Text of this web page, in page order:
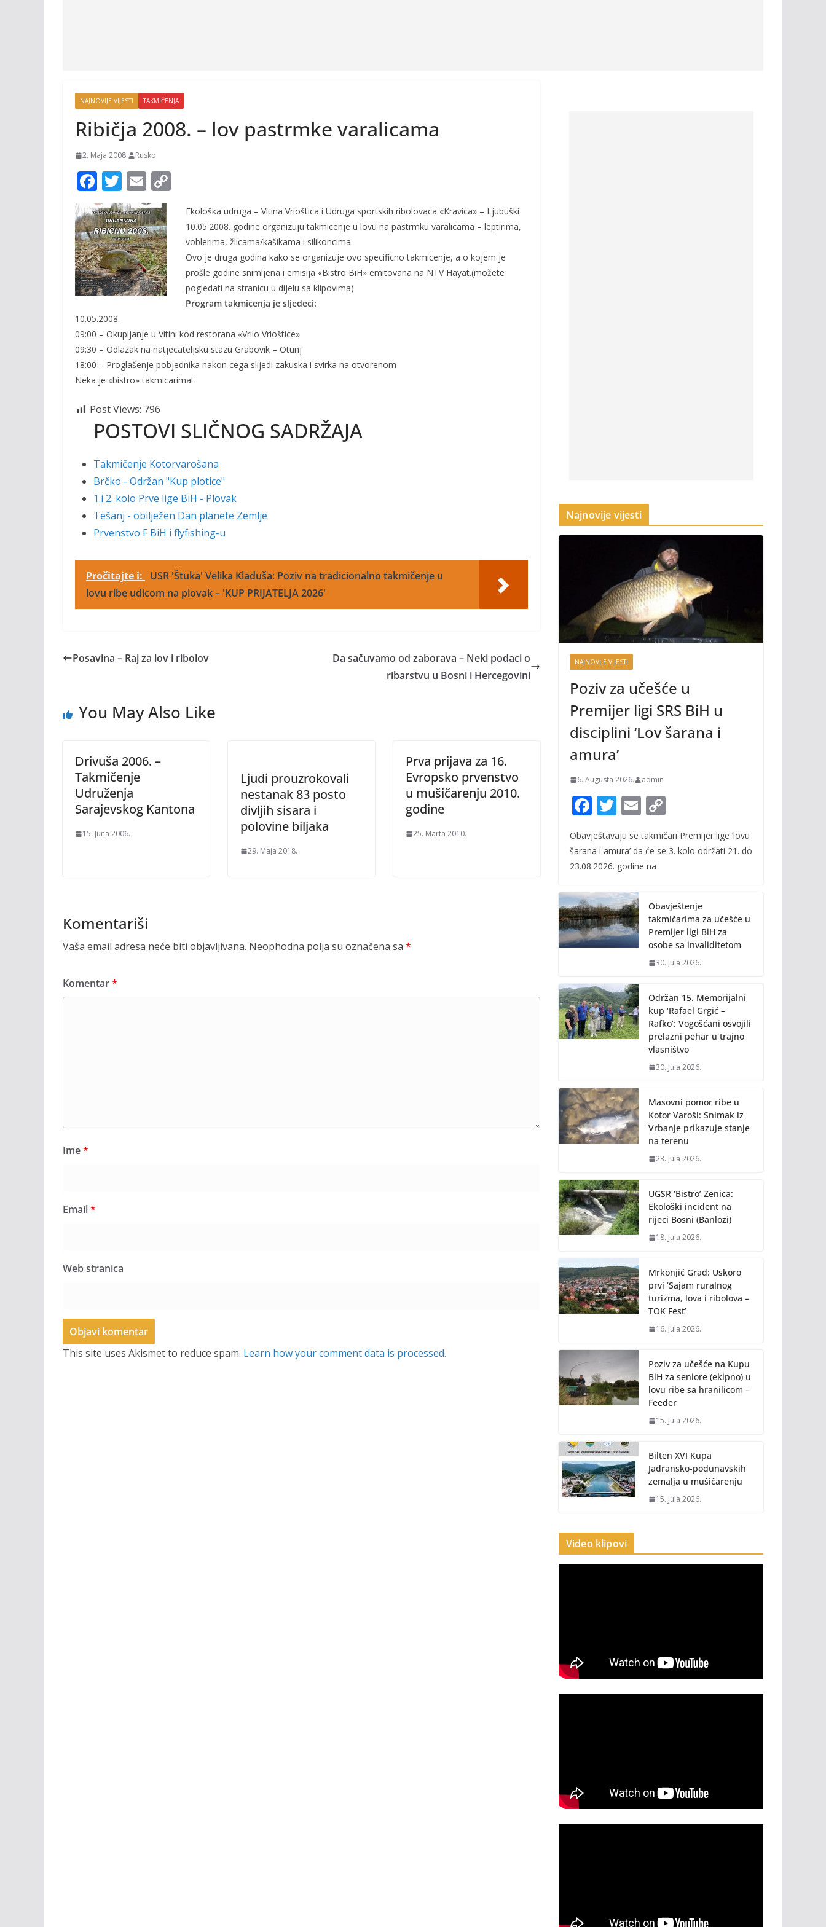
NAJNOVIJE VIJESTI TAKMIČENJA
Ribičja 2008. – lov pastrmke varalicama
2. Maja 2008. Rusko
F
ac
e
b
o
o
k
T
w
itt
er
E
m
ai
l
Li
Ekološka udruga – Vitina Vrioštica i Udruga sportskih ribolovaca «Kravica» – Ljubuški
10.05.2008. godine organizuju takmicenje u lovu na pastrmku varalicama – leptirima,
voblerima, žlicama/kašikama i silikoncima.
Ovo je druga godina kako se organizuje ovo specificno takmicenje, a o kojem je
prošle godine snimljena i emisija «Bistro BiH» emitovana na NTV Hayat.(možete
pogledati na stranicu u dijelu sa klipovima)
Program takmicenja je sljedeci:
10.05.2008.
09:00 – Okupljanje u Vitini kod restorana «Vrilo Vrioštice»
09:30 – Odlazak na natjecateljsku stazu Grabovik – Otunj
18:00 – Proglašenje pobjednika nakon cega slijedi zakuska i svirka na otvorenom
Neka je «bistro» takmicarima!
Post Views: 796
POSTOVI SLIČNOG SADRŽAJA
Takmičenje Kotorvarošana
Brčko - Održan "Kup plotice"
1.i 2. kolo Prve lige BiH - Plovak
Tešanj - obilježen Dan planete Zemlje
Prvenstvo F BiH i flyfishing-u
Pročitajte i:
USR 'Štuka' Velika Kladuša: Poziv na tradicionalno takmičenje u
lovu ribe udicom na plovak – 'KUP PRIJATELJA 2026'
Posavina – Raj za lov i ribolov
Da sačuvamo od zaborava – Neki podaci o
ribarstvu u Bosni i Hercegovini
You May Also Like
Drivuša 2006. –
Takmičenje
Udruženja
Sarajevskog Kantona
15. Juna 2006.
Ljudi prouzrokovali
nestanak 83 posto
divljih sisara i
polovine biljaka
29. Maja 2018.
Prva prijava za 16.
Evropsko prvenstvo
u mušičarenju 2010.
godine
25. Marta 2010.
Komentariši
Vaša email adresa neće biti objavljivana. Neophodna polja su označena sa *
Komentar*
Ime*
Email*
Web stranica
This site uses Akismet to reduce spam. Learn how your comment data is processed.
Najnovije vijesti
NAJNOVIJE VIJESTI
Poziv za učešće u
Premijer ligi SRS BiH u
disciplini ‘Lov šarana i
amura’
6. Augusta 2026. admin
F
ac
e
b
o
k
T
itt
er
E
m
ai
l
o
p
n
k
Obavještavaju se takmičari Premijer lige ‘lovu
šarana i amura’ da će se 3. kolo održati 21. do
23.08.2026. godine na
Obavještenje
takmičarima za učešće u
Premijer ligi BiH za
osobe sa invaliditetom
30. Jula 2026.
Održan 15. Memorijalni
kup ‘Rafael Grgić –
Rafko’: Vogošćani osvojili
prelazni pehar u trajno
vlasništvo
30. Jula 2026.
Masovni pomor ribe u
Kotor Varoši: Snimak iz
Vrbanje prikazuje stanje
na terenu
23. Jula 2026.
UGSR ‘Bistro’ Zenica:
Ekološki incident na
rijeci Bosni (Banlozi)
18. Jula 2026.
Mrkonjić Grad: Uskoro
prvi ‘Sajam ruralnog
turizma, lova i ribolova –
TOK Fest’
16. Jula 2026.
Poziv za učešće na Kupu
BiH za seniore (ekipno) u
lovu ribe sa hranilicom –
Feeder
15. Jula 2026.
Bilten XVI Kupa
Jadransko-podunavskih
zemalja u mušičarenju
15. Jula 2026.
Video klipovi